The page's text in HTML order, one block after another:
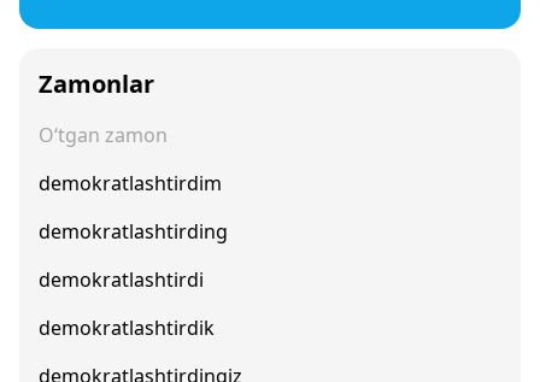
Zamonlar
O‘tgan zamon
demokratlashtirdim
demokratlashtirding
demokratlashtirdi
demokratlashtirdik
demokratlashtirdingiz